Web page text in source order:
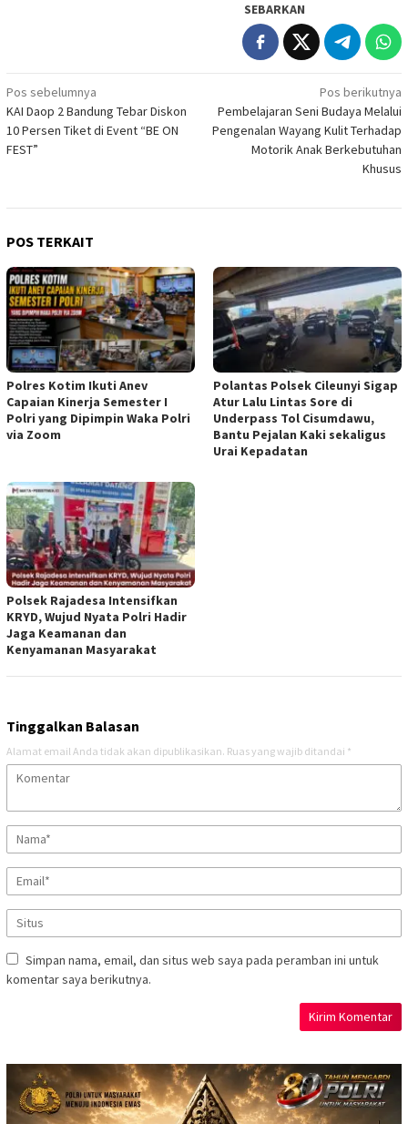
SEBARKAN
Navigasi
pos
Pos sebelumnya
KAI Daop 2 Bandung Tebar Diskon
10 Persen Tiket di Event “BE ON
FEST”
Pos berikutnya
Pembelajaran Seni Budaya Melalui
Pengenalan Wayang Kulit Terhadap
Motorik Anak Berkebutuhan
Khusus
POS TERKAIT
Polres Kotim Ikuti Anev
Capaian Kinerja Semester I
Polri yang Dipimpin Waka Polri
via Zoom
Polantas Polsek Cileunyi Sigap
Atur Lalu Lintas Sore di
Underpass Tol Cisumdawu,
Bantu Pejalan Kaki sekaligus
Urai Kepadatan
Polsek Rajadesa Intensifkan
KRYD, Wujud Nyata Polri Hadir
Jaga Keamanan dan
Kenyamanan Masyarakat
Tinggalkan Balasan
Alamat email Anda tidak akan dipublikasikan. Ruas yang wajib ditandai *
Simpan nama, email, dan situs web saya pada peramban ini untuk
komentar saya berikutnya.